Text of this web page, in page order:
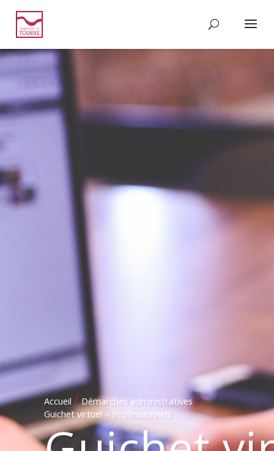
Accueil / Démarches administratives /
Guichet virtuel – Professionnels